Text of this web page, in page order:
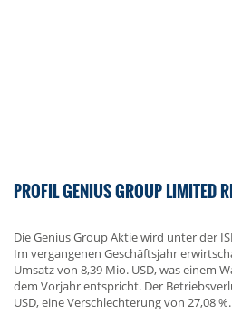
PROFIL GENIUS GROUP LIMITED
Die Genius Group Aktie wird unter der
Im vergangenen Geschäftsjahr
Umsatz von 8,39 Mio. USD, was einem
dem Vorjahr entspricht. Der
USD, eine Verschlechterung von 27,08